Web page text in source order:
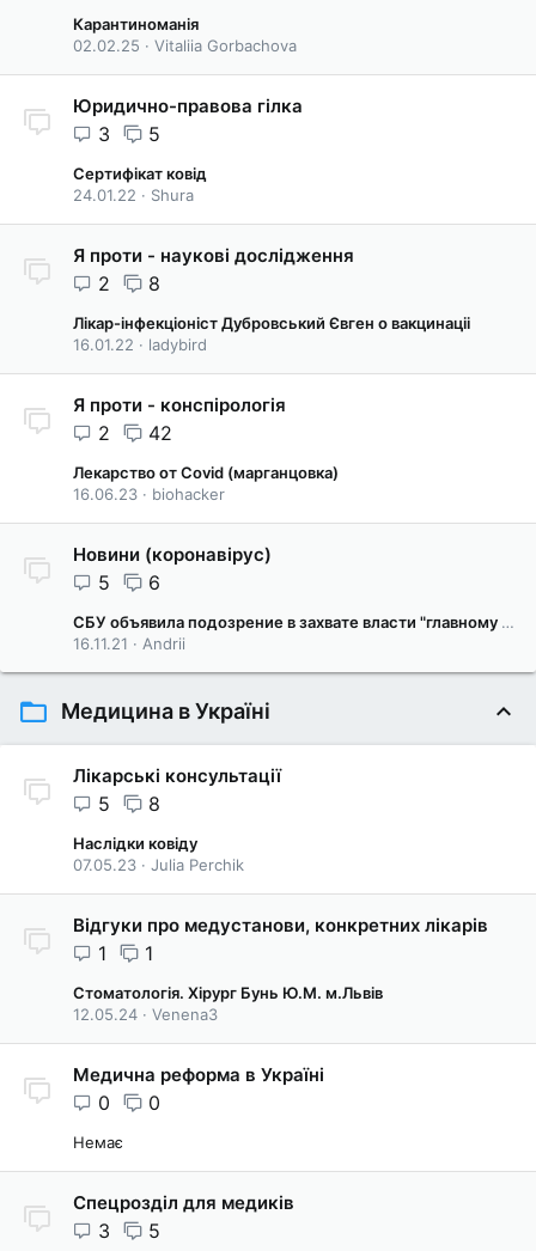
Карантиноманія
02.02.25
Vitaliia Gorbachova
Юридично-правова гілка
3 5
Сертифікат ковід
24.01.22
Shura
Я проти - наукові дослідження
2 8
Лікар-інфекціоніст Дубровський Євген о вакцинаціі
16.01.22
ladybird
Я проти - конспірологія
2 42
Лекарство от Covid (марганцовка)
16.06.23
biohacker
Новини (коронавірус)
5 6
СБУ объявила подозрение в захвате власти "главному антивакцинатору"
16.11.21
Andrii
Медицина в Україні
Лікарські консультації
5 8
Наслідки ковіду
07.05.23
Julia Perchik
Відгуки про медустанови, конкретних лікарів
1 1
Стоматологія. Хірург Бунь Ю.М. м.Львів
12.05.24
Venena3
Медична реформа в Україні
0 0
Немає
Спецрозділ для медиків
3 5